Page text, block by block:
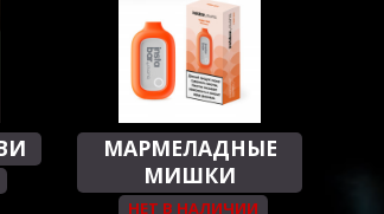
МАРМЕЛАДНЫЕ
МИШКИ
НЕТ В НАЛИЧИИ